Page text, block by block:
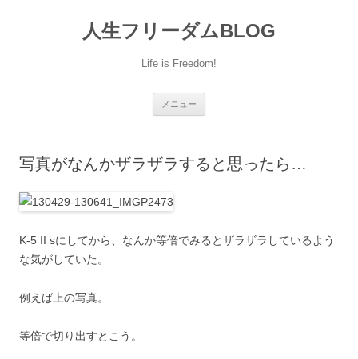
人生フリーダムBLOG
Life is Freedom!
メニュー
移
写真がなんかザラザラすると思ったら…
K-5 II sにしてから、なんか等倍でみるとザラザラしているよう
な気がしていた。
例えば上の写真。
等倍で切り出すとこう。